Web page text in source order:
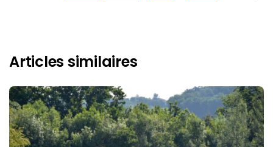
Articles similaires